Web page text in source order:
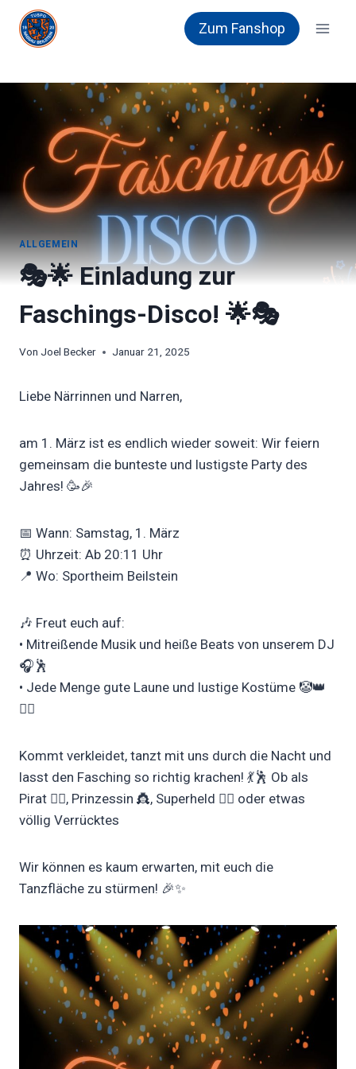
Zum
Inhalt
springen
Zum Fanshop
ALLGEMEIN
🎭🌟 Einladung zur
Faschings-Disco! 🌟🎭
Von Joel Becker Januar 21, 2025
Liebe Närrinnen und Narren,
am 1. März ist es endlich wieder soweit: Wir feiern
gemeinsam die bunteste und lustigste Party des
Jahres! 🥳🎉
📅 Wann: Samstag, 1. März
⏰ Uhrzeit: Ab 20:11 Uhr
📍 Wo: Sportheim Beilstein
🎶 Freut euch auf:
• Mitreißende Musik und heiße Beats von unserem DJ
🎧🕺
• Jede Menge gute Laune und lustige Kostüme 🤡👑
🦸‍♀️
Kommt verkleidet, tanzt mit uns durch die Nacht und
lasst den Fasching so richtig krachen! 💃🕺 Ob als
Pirat 🏴‍☠️, Prinzessin 👸, Superheld 🦸‍♂️ oder etwas
völlig Verrücktes
Wir können es kaum erwarten, mit euch die
Tanzfläche zu stürmen! 🎉✨